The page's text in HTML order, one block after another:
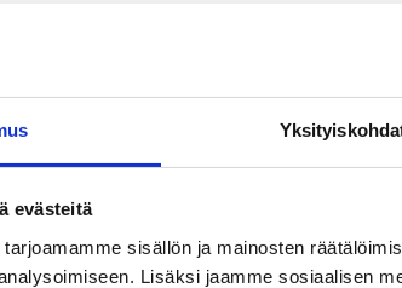
evästeitä
sisällön ja mainosten
Lisäksi jaamme sosiaalisen
alueella (tontinmittaukset, yleisen
3821
vastaa Maanmittauslaitos.